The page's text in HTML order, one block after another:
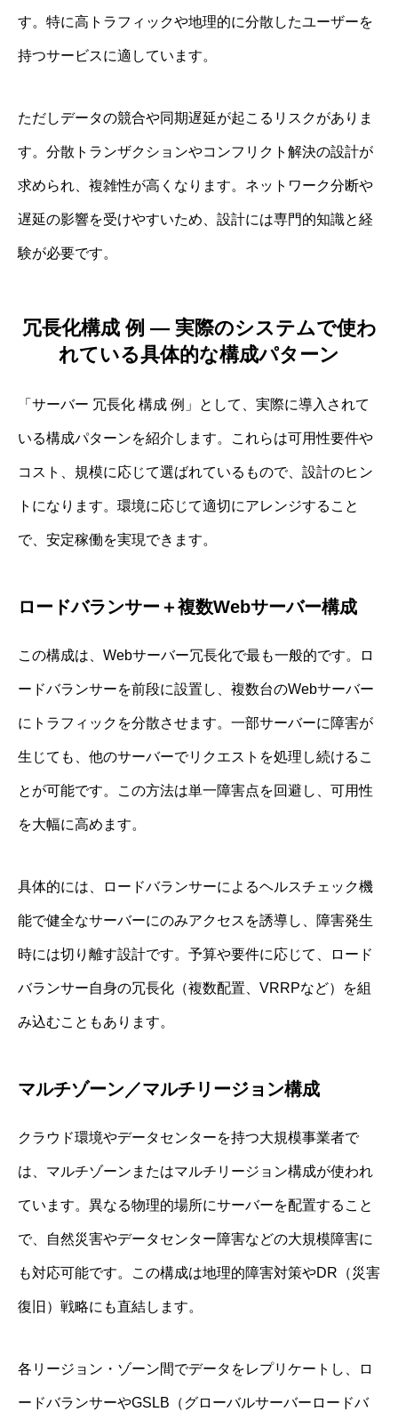
す。特に高トラフィックや地理的に分散したユーザーを
持つサービスに適しています。
ただしデータの競合や同期遅延が起こるリスクがありま
す。分散トランザクションやコンフリクト解決の設計が
求められ、複雑性が高くなります。ネットワーク分断や
遅延の影響を受けやすいため、設計には専門的知識と経
験が必要です。
冗長化構成 例 ― 実際のシステムで使わ
れている具体的な構成パターン
「サーバー 冗長化 構成 例」として、実際に導入されて
いる構成パターンを紹介します。これらは可用性要件や
コスト、規模に応じて選ばれているもので、設計のヒン
トになります。環境に応じて適切にアレンジすること
で、安定稼働を実現できます。
ロードバランサー＋複数Webサーバー構成
この構成は、Webサーバー冗長化で最も一般的です。ロ
ードバランサーを前段に設置し、複数台のWebサーバー
にトラフィックを分散させます。一部サーバーに障害が
生じても、他のサーバーでリクエストを処理し続けるこ
とが可能です。この方法は単一障害点を回避し、可用性
を大幅に高めます。
具体的には、ロードバランサーによるヘルスチェック機
能で健全なサーバーにのみアクセスを誘導し、障害発生
時には切り離す設計です。予算や要件に応じて、ロード
バランサー自身の冗長化（複数配置、VRRPなど）を組
み込むこともあります。
マルチゾーン／マルチリージョン構成
クラウド環境やデータセンターを持つ大規模事業者で
は、マルチゾーンまたはマルチリージョン構成が使われ
ています。異なる物理的場所にサーバーを配置すること
で、自然災害やデータセンター障害などの大規模障害に
も対応可能です。この構成は地理的障害対策やDR（災害
復旧）戦略にも直結します。
各リージョン・ゾーン間でデータをレプリケートし、ロ
ードバランサーやGSLB（グローバルサーバーロードバ